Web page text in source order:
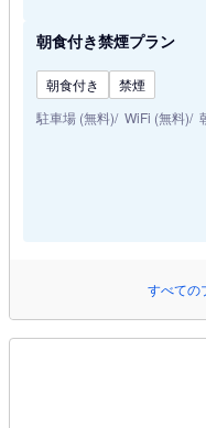
朝食付き禁煙プラン
朝食付き
禁煙
駐車場 (無料) WiFi (無料)
すべての